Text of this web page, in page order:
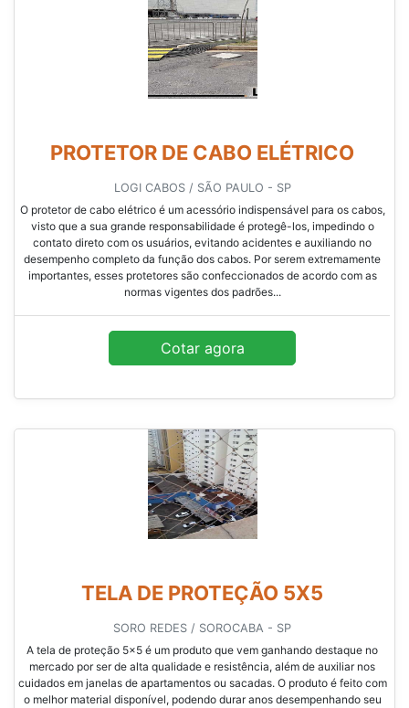
PROTETOR DE CABO ELÉTRICO
LOGI CABOS / SÃO PAULO - SP
O protetor de cabo elétrico é um acessório indispensável para os cabos,
visto que a sua grande responsabilidade é protegê-los, impedindo o
contato direto com os usuários, evitando acidentes e auxiliando no
desempenho completo da função dos cabos. Por serem extremamente
importantes, esses protetores são confeccionados de acordo com as
normas vigentes dos padrões...
Cotar agora
TELA DE PROTEÇÃO 5X5
SORO REDES / SOROCABA - SP
A tela de proteção 5x5 é um produto que vem ganhando destaque no
mercado por ser de alta qualidade e resistência, além de auxiliar nos
cuidados em janelas de apartamentos ou sacadas. O produto é feito com
o melhor material disponível, podendo durar anos desempenhando seu